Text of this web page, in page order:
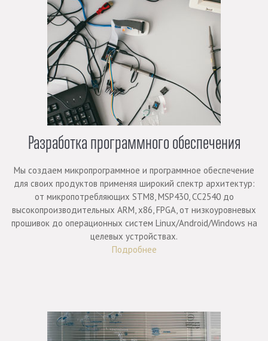
Разработка программного обеспечения
Мы создаем микропрограммное и программное обеспечение
для своих продуктов применяя широкий спектр архитектур:
от микропотребляющих STM8, MSP430, CC2540 до
высокопроизводительных ARM, x86, FPGA, от низкоуровневых
прошивок до операционных систем Linux/Android/Windows на
целевых устройствах.
Подробнее